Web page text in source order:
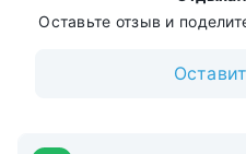
Салон красоты
Оставьте отзыв и